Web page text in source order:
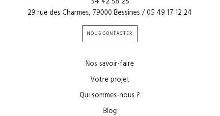
29 rue des Charmes, 79000 Bessines / 05 49 17 12 24
NOUS CONTACTER
Nos savoir-faire
Votre projet
Qui sommes-nous ?
Blog